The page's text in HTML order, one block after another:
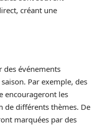
créant une
des événements
Par exemple, des
encourageront les
de différents thèmes. De
marquées par des